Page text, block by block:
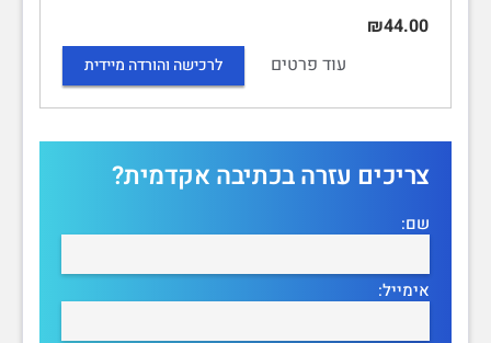
₪44.00
עוד פרטים
לרכישה והורדה מיידית
צריכים עזרה בכתיבה אקדמית?
שם:
אימייל: